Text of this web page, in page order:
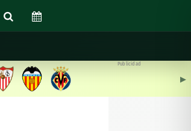
▶︎
Publicidad